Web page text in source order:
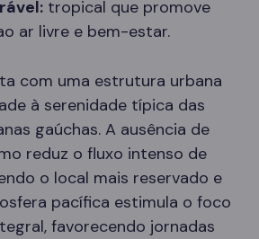
tropical que promove
ar livre e bem-estar.
com uma estrutura urbana
à serenidade típica das
gaúchas. A ausência de
reduz o fluxo intenso de
o local mais reservado e
pacífica estimula o foco
favorecendo jornadas